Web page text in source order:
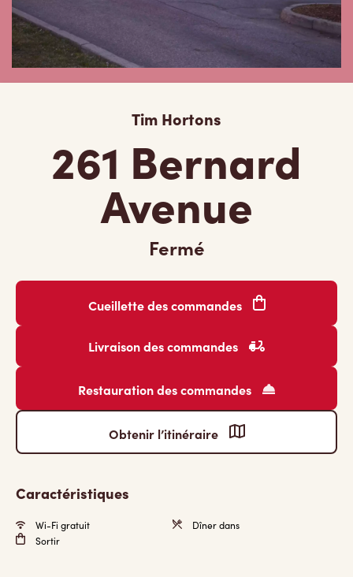
Tim Hortons
261 Bernard
Avenue
Fermé
Cueillette des commandes
Livraison des commandes
Restauration des commandes
Obtenir l’itinéraire
Caractéristiques
Wi-Fi gratuit
Dîner dans
Sortir